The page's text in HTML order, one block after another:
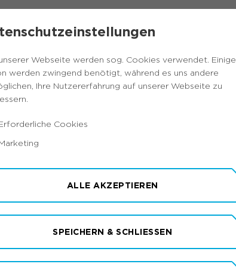
Webseite werden sog. Cookies verwendet. Einige
werden zwingend benötigt, während es uns andere
Ihre Nutzererfahrung auf unserer Webseite zu
Erforderliche Cookies
Marketing
ALLE AKZEPTIEREN
SPEICHERN & SCHLIESSEN